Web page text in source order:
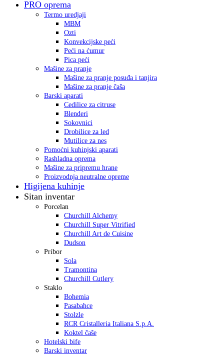
PRO oprema
Termo uredjaji
MBM
Ozti
Konvekcijske peći
Peći na ćumur
Pica peći
Mašine za pranje
Mašine za pranje posuđa i tanjira
Mašine za pranje čaša
Barski aparati
Cedilice za citruse
Blenderi
Sokovnici
Drobilice za led
Mutilice za nes
Pomoćni kuhinjski aparati
Rashladna oprema
Mašine za pripremu hrane
Proizvodnja neutralne opreme
Higijena kuhinje
Sitan inventar
Porcelan
Churchill Alchemy
Churchill Super Vitrified
Churchill Art de Cuisine
Dudson
Pribor
Sola
Tramontina
Churchill Cutlery
Staklo
Bohemia
Pasabahce
Stolzle
RCR Cristalleria Italiana S.p.A.
Koktel čaše
Hotelski bife
Barski inventar